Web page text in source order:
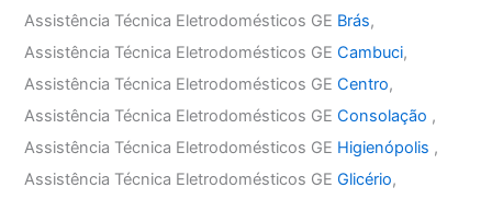
Assistência Técnica Eletrodomésticos GE Brás,
Assistência Técnica Eletrodomésticos GECambuci,
Assistência Técnica Eletrodomésticos GECentro,
Assistência Técnica Eletrodomésticos GEConsolação ,
Assistência Técnica Eletrodomésticos GE Higienópolis ,
Assistência Técnica Eletrodomésticos GEGlicério,